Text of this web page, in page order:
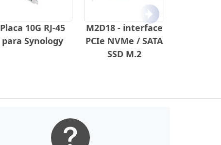
Placa 10G RJ-45
para Synology
M2D18 - interface
PCIe NVMe / SATA
SSD M.2
Próximo